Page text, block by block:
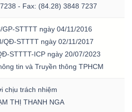
- Fax: (84.28) 3848 7237
STTTT ngày 04/11/2016
QĐ-STTTT ngày 02/11/2017
STTTT-ICP ngày 20/07/2023
tin và Truyền thông TPHCM
chịu trách nhiệm
THỊ THANH NGA